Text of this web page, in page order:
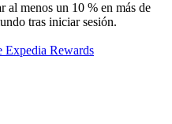
al menos un 10 % en más de
tras iniciar sesión.
Expedia Rewards